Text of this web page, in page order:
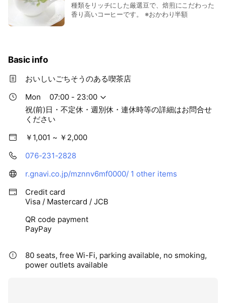
種類をリッチにした厳選豆で、焙煎にこだわった
香り高いコーヒーです。 ※おかわり半額
Basic info
おいしいごちそうのある喫茶店
Mon
07:00 - 23:00
祝(前)日・不定休・週別休・連休時等の詳細はお問合せ
ください
￥1,001 ~ ￥2,000
076-231-2828
r.gnavi.co.jp/mznnv6mf0000/ 1 other items
Credit card
Visa / Mastercard / JCB
QR code payment
PayPay
80 seats, free Wi-Fi, parking available, no smoking,
power outlets available